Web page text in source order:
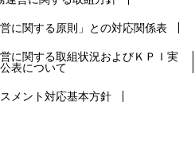
に関する原則」との対応関係表
に関する取組状況およびＫＰＩ実
表について
メント対応基本方針